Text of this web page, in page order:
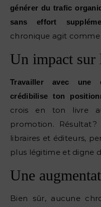
générer du trafic
sans effort
chronique agit
Un impact sur
Travailler avec une
crédibilise ton
crois en ton livre
promotion. Résultat
libraires et éditeurs,
plus légitime et digne
Une
Bien sûr, aucune